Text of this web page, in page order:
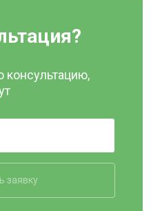
консультацию,
заявку